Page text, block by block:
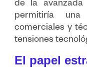
de la
permitiría
comerciales y
tensiones
El papel